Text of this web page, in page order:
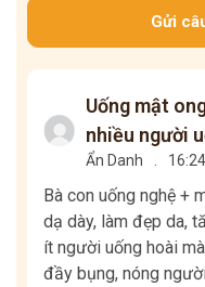
Gửi
Uống mật
nhiều người
Ẩn Danh
Bà con uống nghệ +
dạ dày, làm đẹp da,
ít người uống hoài
đầy bụng, nóng